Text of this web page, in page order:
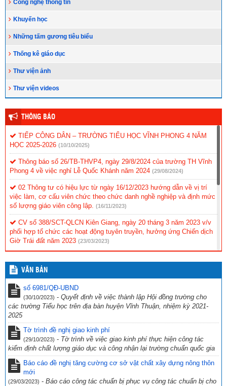
Công nghệ thông tin
Khuyến học
Những tấm gương tiêu biểu
Thống kê giáo dục
Thư viện ảnh
Thư viện videos
THÔNG BÁO
TIẾP CÔNG DÂN – TRƯỜNG TIỂU HỌC VĨNH PHONG 4 NĂM
HỌC 2025-2026 (10/10/2025)
Thông báo số 26/TB-THVP4, ngày 29/8/2024 của trường TH Vĩnh
Phong 4 về việc nghỉ Lễ Quốc Khánh năm 2024 (29/08/2024)
02 Thông tư có hiệu lực từ ngày 16/12/2023 hướng dẫn về vị trí
việc làm, cơ cấu viên chức theo chức danh nghề nghiệp và định mức
số lượng giáo viên công lập. (16/11/2023)
CV số 388/SCT-QLCN Kiên Giang, ngày 20 tháng 3 năm 2023 v/v
phối hợp tổ chức các hoạt động tuyên truyền, hưởng ứng Chiến dịch
Giờ Trái đất năm 2023 (23/03/2023)
Chính phủ Võ Văn Kiệt”
CV 1736/UBND-NC CỦA UBND TỈNH KIÊN GIANG NGÀY
23/9/2022 VỀ VIỆC THỰC HIỆN CÔNG TÁC PHÒNG, CHỐNG TỘI
PHẠM SỬ DỤNG CÔNG NGHỆ CAO.
(29/09/2022)
CV số 2870/SGDĐT-VP, Kiên Giang ngày 26/9/2022 của Sở Giáo
dục & Đào tạo Kiên Giang về việc chủ động ứng phó với bão số 4
năm 2022 (27/09/2022)
Công văn số 234/PGDĐT, ngày 16 tháng 9 năm 2022 của phòng
Giáo dục và Đào tạo Vĩnh Thuận về việc hưởng ứng “Ngày toàn dân
phòng cháy và chữa cháy” năm 2022.
VĂN BẢN
số 6981/QĐ-UBND
(30/10/2023) - Quyết định về việc thành lập Hội đồng trường cho
các trường Tiểu học trên địa bàn huyện Vĩnh Thuận, nhiệm kỳ 2021-
2025
Tờ trình đề nghị giao kinh phí
(29/10/2023) - Tờ trình về việc giao kinh phí thực hiện công tác
kiểm định chất lượng giáo dục và công nhận lại trường chuẩn quốc gia
Báo cáo đề nghị tăng cường cơ sở vật chất xây dựng nông thôn
mới
(29/03/2023) - Báo cáo công tác chuẩn bị phục vụ công tác chuẩn bị cho